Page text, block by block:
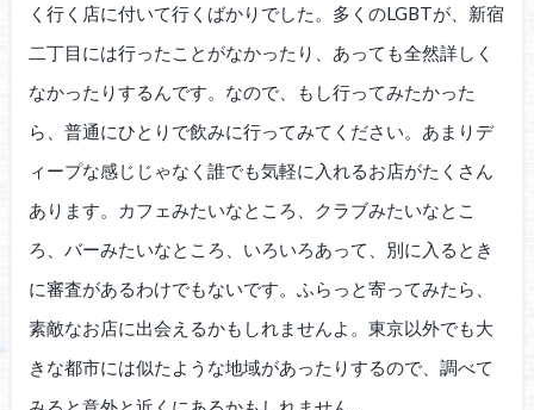
く行く店に付いて行くばかりでした。多くのLGBTが、新宿
二丁目には行ったことがなかったり、あっても全然詳しく
なかったりするんです。なので、もし行ってみたかった
ら、普通にひとりで飲みに行ってみてください。あまりデ
ィープな感じじゃなく誰でも気軽に入れるお店がたくさん
あります。カフェみたいなところ、クラブみたいなとこ
ろ、バーみたいなところ、いろいろあって、別に入るとき
に審査があるわけでもないです。ふらっと寄ってみたら、
素敵なお店に出会えるかもしれませんよ。東京以外でも大
きな都市には似たような地域があったりするので、調べて